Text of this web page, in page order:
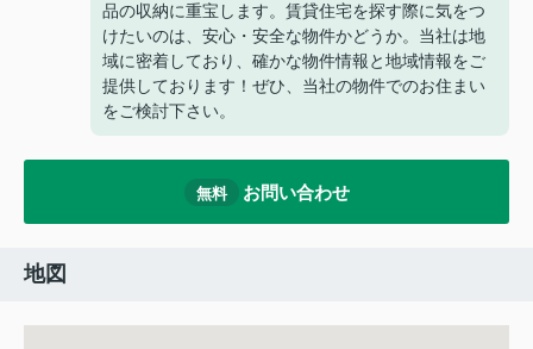
品の収納に重宝します。賃貸住宅を探す際に気をつ
けたいのは、安心・安全な物件かどうか。当社は地
域に密着しており、確かな物件情報と地域情報をご
提供しております！ぜひ、当社の物件でのお住まい
をご検討下さい。
無料 お問い合わせ
地図